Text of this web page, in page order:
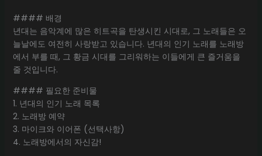
#### 배경
년대는 음악계에 많은 히트곡을 탄생시킨 시대로, 그 노래들은 오
늘날에도 여전히 사랑받고 있습니다. 년대의 인기 노래를 노래방
에서 부를 때, 그 황금 시대를 그리워하는 이들에게 큰 즐거움을
줄 것입니다.
#### 필요한 준비물
1. 년대의 인기 노래 목록
2. 노래방 예약
3. 마이크와 이어폰 (선택사항)
4. 노래방에서의 자신감!